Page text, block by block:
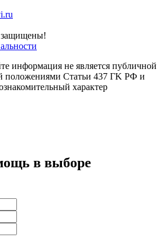
защищены!
информация не является публичной
положениями Статьи 437 ГK РФ и
характер
в выборе